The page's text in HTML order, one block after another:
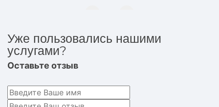
Уже пользовались нашими
услугами?
Оставьте отзыв